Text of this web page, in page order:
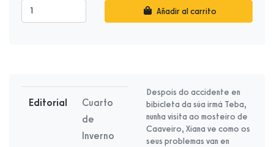
Añadir al carrito
Editorial
Cuarto
de
Inverno
Despois do accidente en
bibicleta da súa irmá Teba,
nunha visita ao mosteiro de
Caaveiro, Xiana ve como os
seus problemas van en